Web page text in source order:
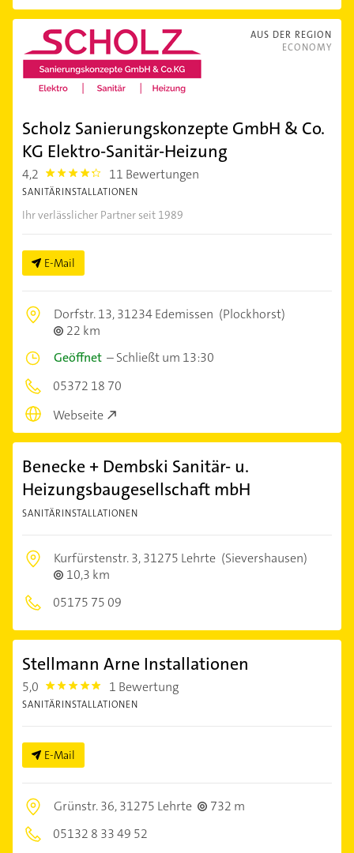
AUS DER REGION
ECONOMY
Scholz Sanierungskonzepte GmbH & Co.
KG Elektro-Sanitär-Heizung
4,2 4.2000003 11 Bewertungen
SANITÄRINSTALLATIONEN
Ihr verlässlicher Partner seit 1989
E-Mail
Dorfstr. 13,31234 Edemissen (Plockhorst)
22 km
Geöffnet –Schließt um 13:30
05372 18 70
Webseite
Benecke + Dembski Sanitär- u.
Heizungsbaugesellschaft mbH
SANITÄRINSTALLATIONEN
Kurfürstenstr. 3,31275 Lehrte (Sievershausen)
10,3 km
05175 75 09
Stellmann Arne Installationen
5,0 5.0 1 Bewertung
SANITÄRINSTALLATIONEN
E-Mail
Grünstr. 36,31275 Lehrte
732 m
05132 8 33 49 52